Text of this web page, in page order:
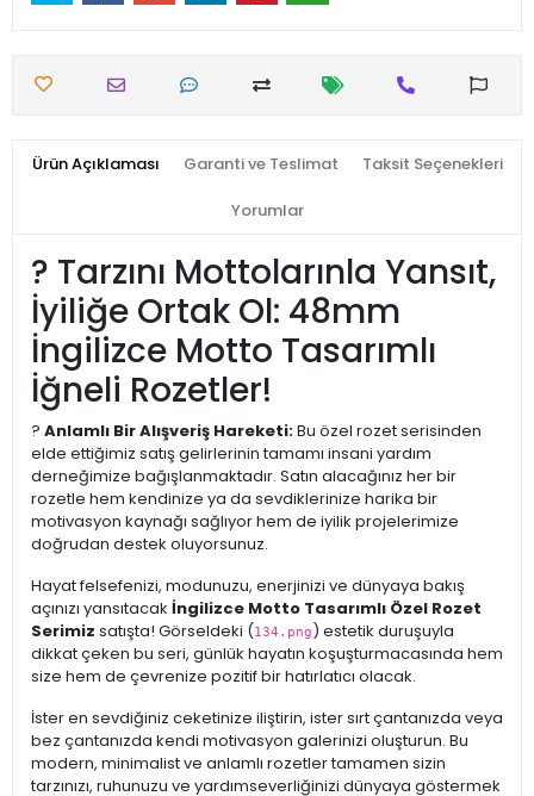
Ürün Açıklaması Garanti ve Teslimat Taksit Seçenekleri
Yorumlar
? Tarzını Mottolarınla Yansıt,
İyiliğe Ortak Ol: 48mm
İngilizce Motto Tasarımlı
İğneli Rozetler!
? Anlamlı Bir Alışveriş Hareketi:Bu özel rozet serisinden
elde ettiğimiz satış gelirlerinin tamamı insani yardım
derneğimize bağışlanmaktadır. Satın alacağınız her bir
rozetle hem kendinize ya da sevdiklerinize harika bir
motivasyon kaynağı sağlıyor hem de iyilik projelerimize
doğrudan destek oluyorsunuz.
Hayat felsefenizi, modunuzu, enerjinizi ve dünyaya bakış
açınızı yansıtacak İngilizce Motto Tasarımlı Özel Rozet
Serimiz satışta! Görseldeki (134.png ) estetik duruşuyla
dikkat çeken bu seri, günlük hayatın koşuşturmacasında hem
size hem de çevrenize pozitif bir hatırlatıcı olacak.
İster en sevdiğiniz ceketinize iliştirin, ister sırt çantanızda veya
bez çantanızda kendi motivasyon galerinizi oluşturun. Bu
modern, minimalist ve anlamlı rozetler tamamen sizin
tarzınızı, ruhunuzu ve yardımseverliğinizi dünyaya göstermek